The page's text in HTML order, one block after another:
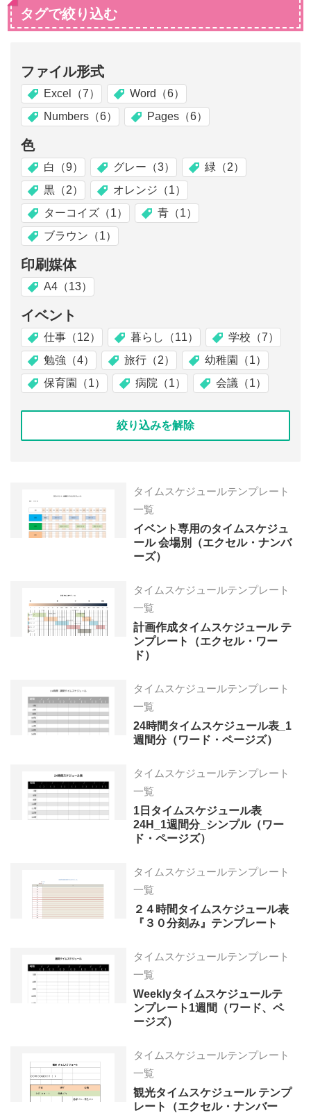
タグで絞り込む
ファイル形式
Excel（7）
Word（6）
Numbers（6）
Pages（6）
色
白（9） グレー（3）
緑（2）
黒（2）
オレンジ（1）
ターコイズ（1）
青（1）
ブラウン（1）
印刷媒体
A4（13）
イベント
仕事（12） 暮らし（11）
学校（7）
勉強（4）
旅行（2）
幼稚園（1）
保育園（1）
病院（1） 会議（1）
絞り込みを解除
タイムスケジュールテンプレート
一覧
イベント専用のタイムスケジュ
ール 会場別（エクセル・ナンバ
ーズ）
タイムスケジュールテンプレート
一覧
計画作成タイムスケジュール テ
ンプレート（エクセル・ワー
ド）
タイムスケジュールテンプレート
一覧
24時間タイムスケジュール表_1
週間分（ワード・ページズ）
タイムスケジュールテンプレート
一覧
1日タイムスケジュール表
24H_1週間分_シンプル（ワー
ド・ページズ）
タイムスケジュールテンプレート
一覧
２４時間タイムスケジュール表
『３０分刻み』テンプレート
タイムスケジュールテンプレート
一覧
Weeklyタイムスケジュールテ
ンプレート1週間（ワード、ペ
ージズ）
タイムスケジュールテンプレート
一覧
観光タイムスケジュール テンプ
レート（エクセル・ナンバー